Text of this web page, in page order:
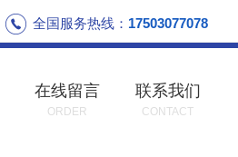
全国服务热线： 17503077078
在线留言
ORDER
联系我们
CONTACT